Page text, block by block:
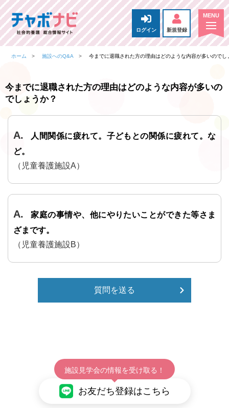
ログイン 新規登録
ホーム 施設へのQ&A 今までに退職された方の理由はどのような内容が多いのでし
今までに退職された方の理由はどのような内容が多いの
でしょうか？
人間関係に疲れて。子どもとの関係に疲れて。な
ど。
（児童養護施設A）
家庭の事情や、他にやりたいことができた等さま
ざまです。
（児童養護施設B）
質問を送る
施設見学会の情報を受け取る！
お友だち登録はこちら